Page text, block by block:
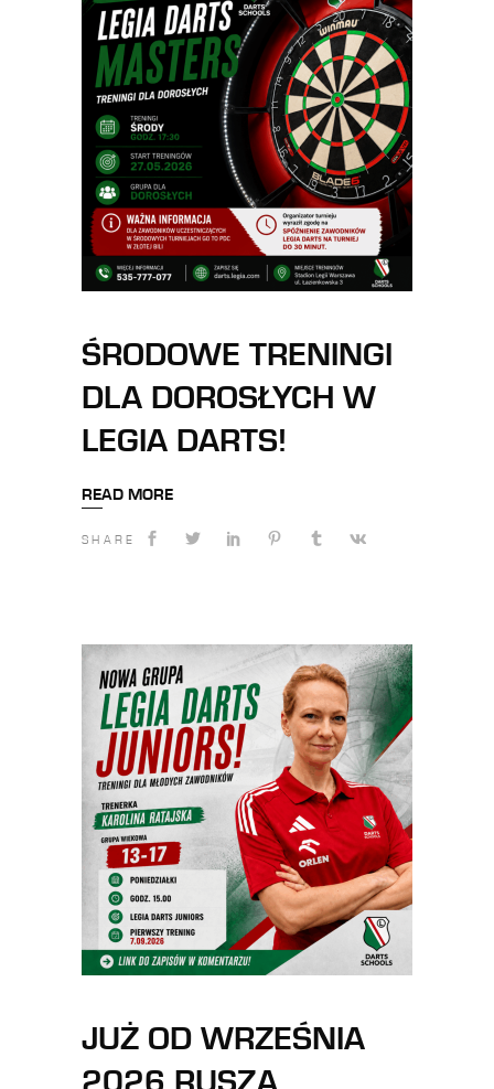
ŚRODOWE TRENINGI
DLA DOROSŁYCH W
LEGIA DARTS!
READ MORE
SHARE
JUŻ OD WRZEŚNIA
2026 RUSZA